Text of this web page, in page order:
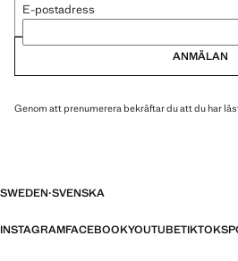
E-postadress
ANMÄLAN
Genom att prenumerera bekräftar du att du har
SWEDEN·SVENSKA
INSTAGRAMFACEBOOKYOUTUBETIKTOK